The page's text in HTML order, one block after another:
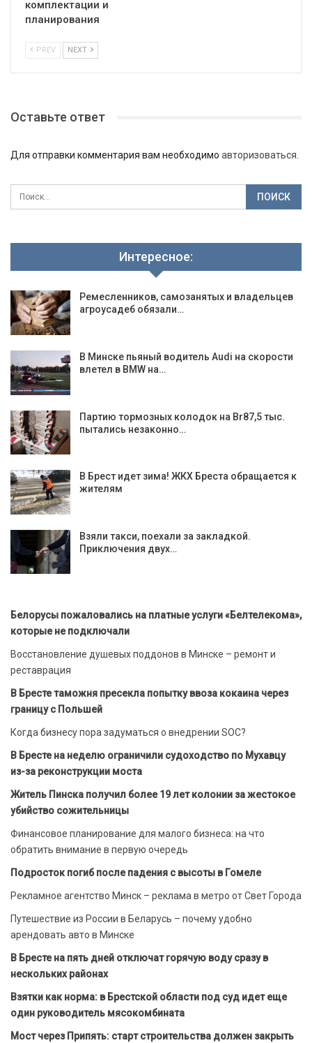
комплектации и
планирования
PREV NEXT
Оставьте ответ
Для отправки комментария вам необходимо авторизоваться.
Интересное:
Ремесленников, самозанятых и владельцев
агроусадеб обязали…
В Минске пьяный водитель Audi на скорости
влетел в BMW на…
Партию тормозных колодок на Br87,5 тыс.
пытались незаконно…
В Брест идет зима! ЖКХ Бреста обращается к
жителям
Взяли такси, поехали за закладкой.
Приключения двух…
Белорусы пожаловались на платные услуги «Белтелекома»,
которые не подключали
Восстановление душевых поддонов в Минске – ремонт и
реставрация
В Бресте таможня пресекла попытку ввоза кокаина через
границу с Польшей
Когда бизнесу пора задуматься о внедрении SOC?
В Бресте на неделю ограничили судоходство по Мухавцу
из-за реконструкции моста
Житель Пинска получил более 19 лет колонии за жестокое
убийство сожительницы
Финансовое планирование для малого бизнеса: на что
обратить внимание в первую очередь
Подросток погиб после падения с высоты в Гомеле
Рекламное агентство Минск – реклама в метро от Свет Города
Путешествие из России в Беларусь – почему удобно
арендовать авто в Минске
В Бресте на пять дней отключат горячую воду сразу в
нескольких районах
Взятки как норма: в Брестской области под суд идет еще
один руководитель мясокомбината
Мост через Припять: старт строительства должен закрыть